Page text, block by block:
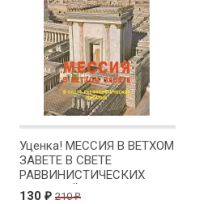
Уценка! МЕССИЯ В ВЕТХОМ
ЗАВЕТЕ В СВЕТЕ
РАВВИНИСТИЧЕСКИХ
ПИСАНИЙ. Ристо Сантала
130 ₽ 210₽